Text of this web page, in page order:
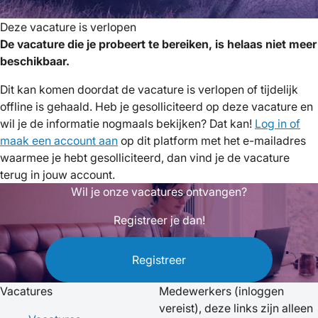
Deze vacature is verlopen
De vacature die je probeert te bereiken, is helaas niet meer
beschikbaar.
Dit kan komen doordat de vacature is verlopen of tijdelijk
offline is gehaald. Heb je gesolliciteerd op deze vacature en
wil je de informatie nogmaals bekijken? Dat kan! Log in of
maak een account aan op dit platform met het e-mailadres
waarmee je hebt gesolliciteerd, dan vind je de vacature
terug in jouw account.
Wil je onze vacatures ontvangen?
Registreer je dan!
Registreer
Vacatures
Medewerkers (inloggen
vereist), deze links zijn alleen